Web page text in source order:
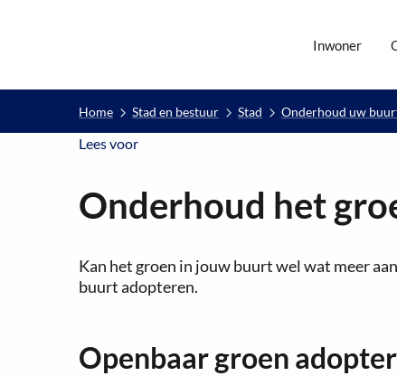
Inwoner
Home Stad en bestuur Stad Onderhoud uw
Lees voorLees voor
Onderhoud het
Kan het groen in jouw buurt wel wat meer
buurt adopteren.
Openbaar groen